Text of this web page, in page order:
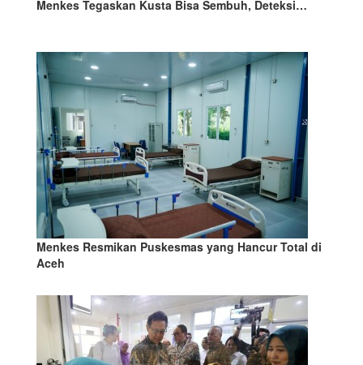
Menkes Tegaskan Kusta Bisa Sembuh, Deteksi…
Menkes Resmikan Puskesmas yang Hancur Total di
Aceh